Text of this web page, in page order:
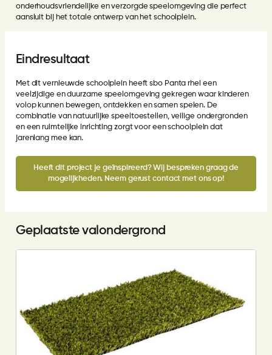
onderhoudsvriendelijke en verzorgde speelomgeving die perfect
aansluit bij het totale ontwerp van het schoolplein.
Eindresultaat
Met dit vernieuwde schoolplein heeft sbo Panta rhei een
veelzijdige en duurzame speelomgeving gekregen waar kinderen
volop kunnen bewegen, ontdekken en samen spelen. De
combinatie van natuurlijke speeltoestellen, veilige ondergronden
en een ruimtelijke inrichting zorgt voor een schoolplein dat
jarenlang mee kan.
Heeft dit project je geïnspireerd? Wij bespreken graag de
mogelijkheden. Neem gerust contact met ons op!
Geplaatste valondergrond